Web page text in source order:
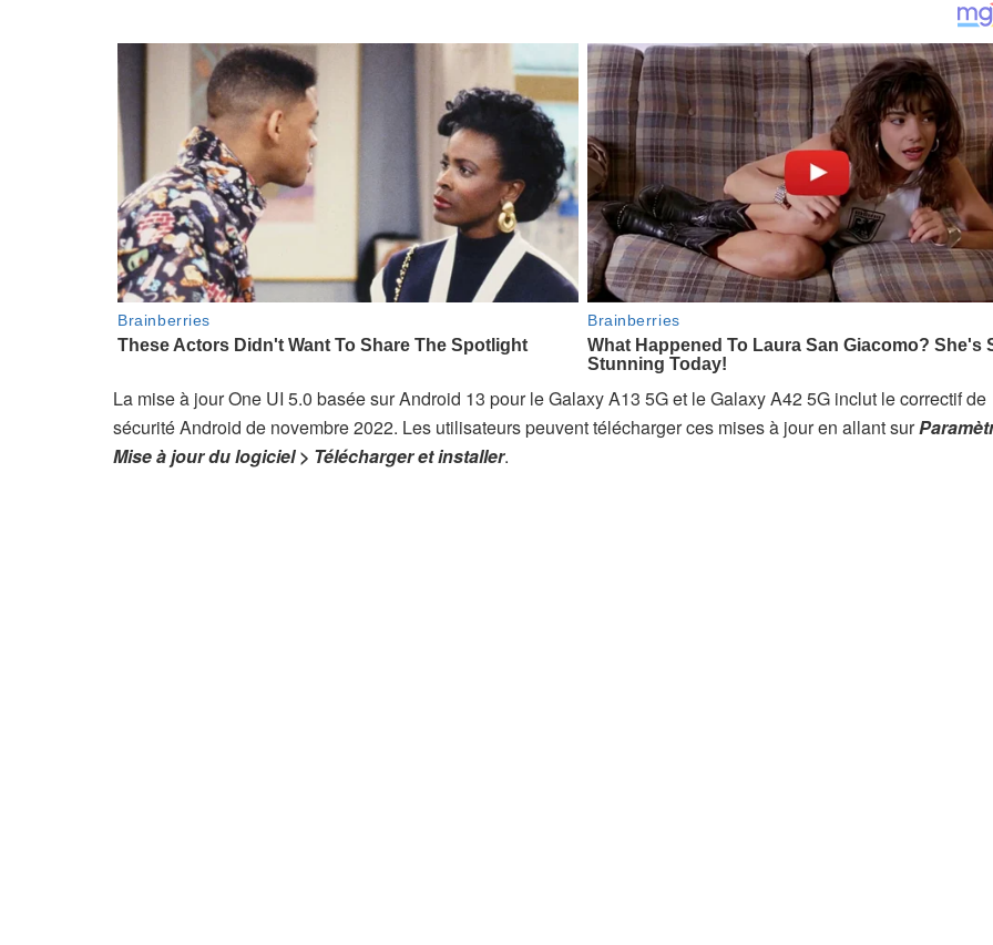
La mise à jour One UI 5.0 basée sur Android 13 pour le Galaxy A13 5G et le Galaxy A42 5G inclut le correctif de
sécurité Android de novembre 2022. Les utilisateurs peuvent télécharger ces mises à jour en allant sur
Mise à jour du logiciel > Télécharger et installer.